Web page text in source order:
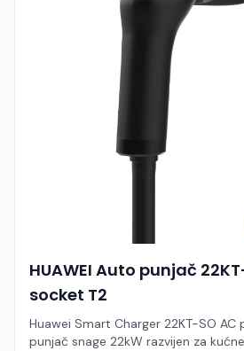
HUAWEI Auto punjač
socket T2
Huawei Smart Charger 22KT-SO AC
punjač snage 22kW razvijen za